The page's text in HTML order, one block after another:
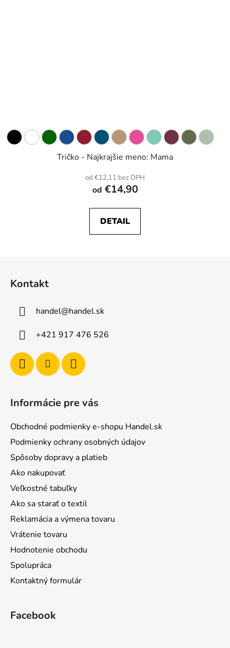
Tričko - Najkrajšie meno: Mama
od €12,11 bez DPH
od €14,90
DETAIL
Kontakt
handel@handel.sk
+421 917 476 526
Informácie pre vás
Obchodné podmienky e-shopu Handel.sk
Podmienky ochrany osobných údajov
Spôsoby dopravy a platieb
Ako nakupovať
Veľkostné tabuľky
Ako sa starať o textil
Reklamácia a výmena tovaru
Vrátenie tovaru
Hodnotenie obchodu
Spolupráca
Kontaktný formulár
Facebook